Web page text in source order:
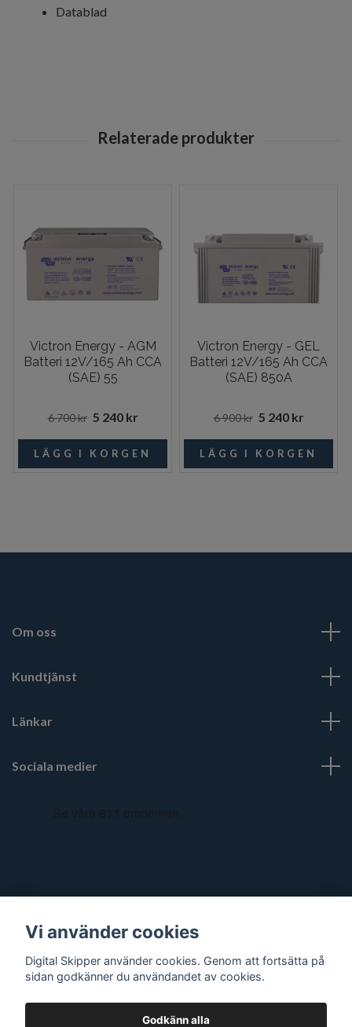
Datablad
Victron Energy - AGM
Batteri 12V/165 Ah CCA
(SAE) 55
6 700 kr 5 240 kr
Victron Energy - GEL
Batteri 12V/165 Ah CCA
(SAE) 850A
6 900 kr 5 240 kr
Om oss
Kundtjänst
Länkar
Sociala medier
Vi använder cookies
Digital Skipper använder cookies. Genom att fortsätta på
sidan godkänner du användandet av cookies.
Godkänn alla